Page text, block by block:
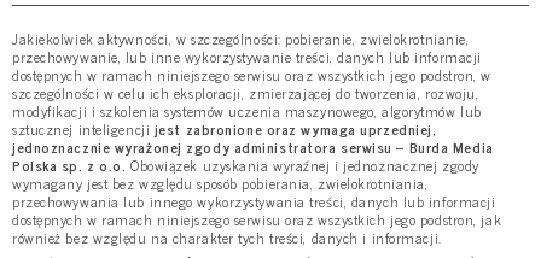
Jakiekolwiek aktywności, w szczególności: pobieranie, zwielokrotnianie,
przechowywanie, lub inne wykorzystywanie treści, danych lub informacji
dostępnych w ramach niniejszego serwisu oraz wszystkich jego podstron, w
szczególności w celu ich eksploracji, zmierzającej do tworzenia, rozwoju,
modyfikacji i szkolenia systemów uczenia maszynowego, algorytmów lub
sztucznej inteligencji jest zabronione oraz wymaga uprzedniej,
jednoznacznie wyrażonej zgody administratora serwisu – Burda Media
Polska sp. z o.o. Obowiązek uzyskania wyraźnej i jednoznacznej zgody
wymagany jest bez względu sposób pobierania, zwielokrotniania,
przechowywania lub innego wykorzystywania treści, danych lub informacji
dostępnych w ramach niniejszego serwisu oraz wszystkich jego podstron, jak
również bez względu na charakter tych treści, danych i informacji.